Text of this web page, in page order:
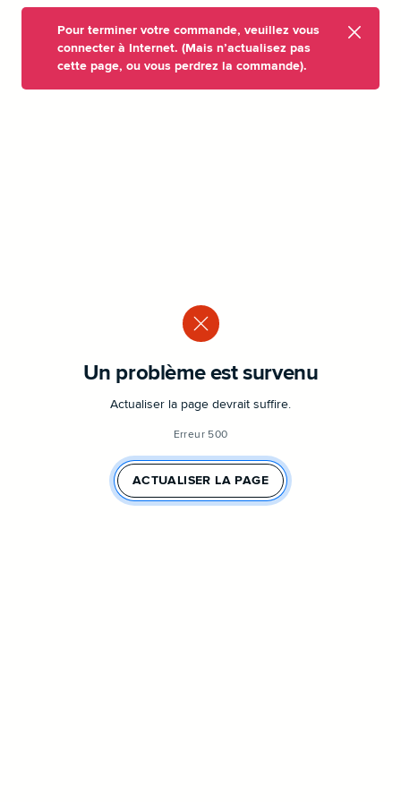
Pour terminer votre commande, veuillez vous
connecter à Internet. (Mais n’actualisez pas
cette page, ou vous perdrez la commande).
Un problème est survenu
Actualiser la page devrait suffire.
Erreur 500
ACTUALISER LA PAGE